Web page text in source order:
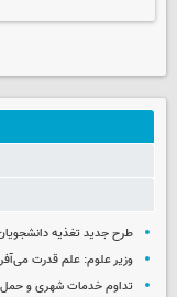
طرح جدید تغذیه
وزیر علوم: علم قدرت
تداوم خدمات شهری و